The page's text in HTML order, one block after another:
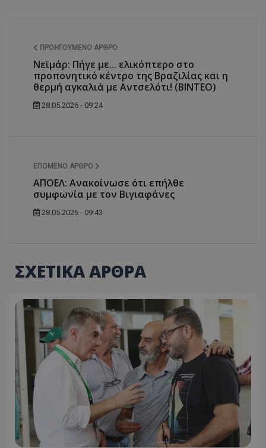
ΠΡΟΗΓΟΎΜΕΝΟ ΆΡΘΡΟ
Νεϊμάρ: Πήγε με... ελικόπτερο στο
προπονητικό κέντρο της Βραζιλίας και η
θερμή αγκαλιά με Αντσελότι! (ΒΙΝΤΕΟ)
28.05.2026 - 09:24
ΕΠΌΜΕΝΟ ΆΡΘΡΟ
ΑΠΟΕΛ: Ανακοίνωσε ότι επήλθε
συμφωνία με τον Βιγιαφάνες
28.05.2026 - 09:43
ΣΧΕΤΙΚΑ ΑΡΘΡΑ